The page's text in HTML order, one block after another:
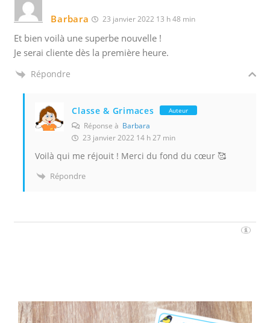
Barbara 23 janvier 2022 13 h 48 min
Et bien voilà une superbe nouvelle !
Je serai cliente dès la première heure.
Répondre
Classe & Grimaces Auteur
Réponse à Barbara
23 janvier 2022 14 h 27 min
Voilà qui me réjouit ! Merci du fond du cœur 🥰
Répondre